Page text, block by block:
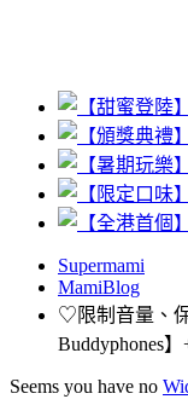
Supermami
MamiBlog
♡限制音量、
Buddyphones
Seems you have no